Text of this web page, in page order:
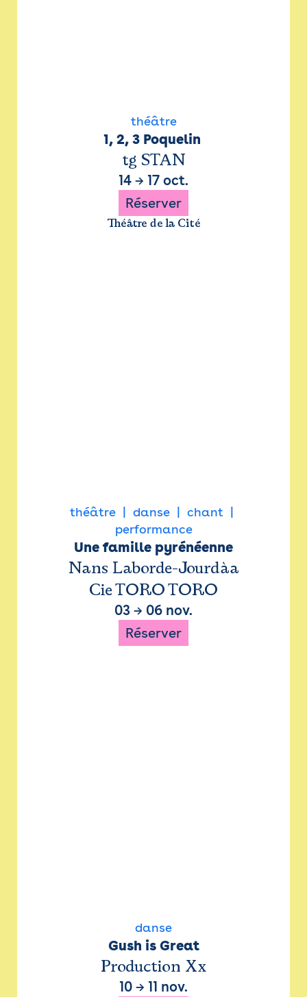
théâtre
1, 2, 3 Poquelin
tg STAN
14 → 17 oct.
Réserver
Théâtre de la Cité
théâtre danse
chant
performance
Une famille pyrénéenne
Nans Laborde-Jourdàa
Cie TORO TORO
03 → 06 nov.
Réserver
danse
Gush is Great
Production Xx
10 → 11 nov.